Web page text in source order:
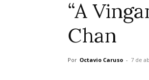
“A
Chan
Por Octavio Caruso - 7 de